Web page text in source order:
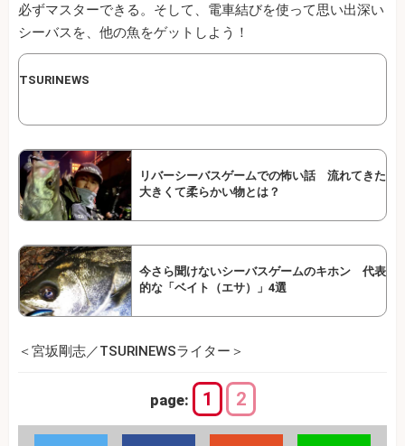
必ずマスターできる。そして、電車結びを使って思い出深い
シーバスを、他の魚をゲットしよう！
TSURINEWS
リバーシーバスゲームでの怖い話 流れてきた
大きくて柔らかい物とは？
今さら聞けないシーバスゲームのキホン 代表
的な「ベイト（エサ）」4選
＜宮坂剛志／TSURINEWSライター＞
page: 1 2